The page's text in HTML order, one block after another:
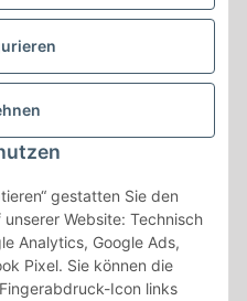
gestatten Sie den
Website: Technisch
Analytics, Google Ads,
Pixel. Sie können die
Icon links